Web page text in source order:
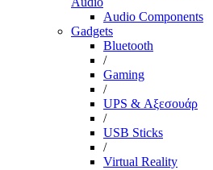
Audio Components
Gadgets
Bluetooth
/
Gaming
/
UPS & Αξεσουάρ
/
USB Sticks
/
Virtual Reality